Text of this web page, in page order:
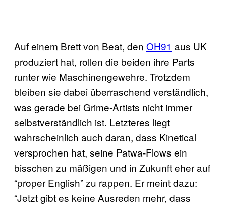
Auf einem Brett von Beat, den OH91 aus UK
produziert hat, rollen die beiden ihre Parts
runter wie Maschinengewehre. Trotzdem
bleiben sie dabei überraschend verständlich,
was gerade bei Grime-Artists nicht immer
selbstverständlich ist. Letzteres liegt
wahrscheinlich auch daran, dass Kinetical
versprochen hat, seine Patwa-Flows ein
bisschen zu mäßigen und in Zukunft eher auf
“proper English” zu rappen. Er meint dazu:
“Jetzt gibt es keine Ausreden mehr, dass